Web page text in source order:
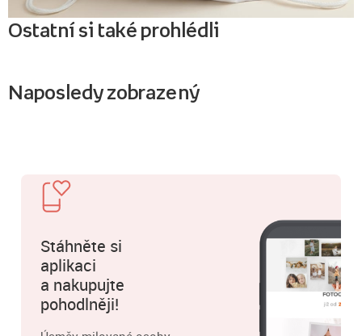
Ostatní si také prohlédli
Naposledy zobrazený
Stáhněte si
aplikaci
a nakupujte
pohodlněji!